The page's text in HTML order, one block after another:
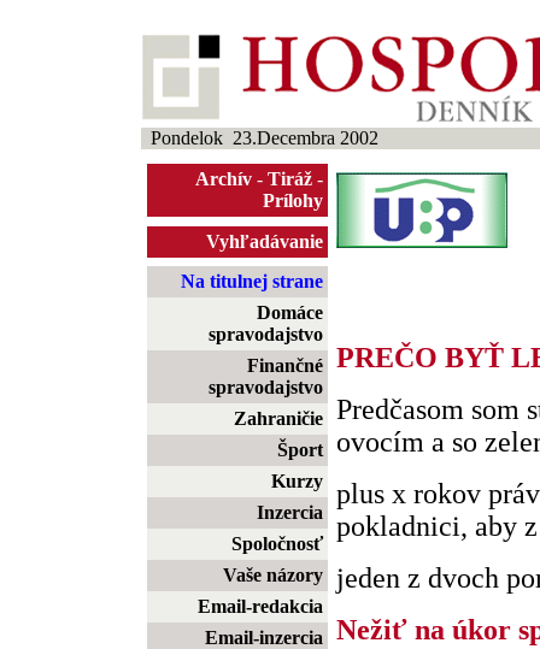
Pondelok 23.Decembra 2002
Archív - Tiráž -
Prílohy
Vyhľadávanie
Na titulnej strane
Domáce
spravodajstvo
Finančné
spravodajstvo
Zahraničie
Šport
Kurzy
Inzercia
Spoločnosť
Vaše názory
Email-redakcia
Email-inzercia
PREČO BYŤ
Predčasom som
ovocím a so
plus x rokov
pokladnici, aby
jeden z dvoch
Nežiť na úkor